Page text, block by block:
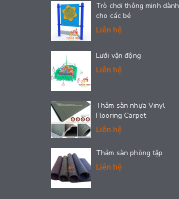
Trò chơi thông minh dành
cho các bé
Liên hệ
Lưới vận động
Liên hệ
Thảm sàn nhựa Vinyl
Flooring Carpet
Liên hệ
Thảm sàn phòng tập
Liên hệ